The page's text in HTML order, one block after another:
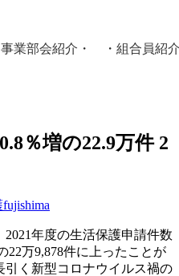
事業部会紹介 ・ ・ 組合員紹
産省・厚生労働省 認可
％増の22.9万件 2
fujishima
年度の生活保護申請件数
22万9,878件に上ったことが
く新型コロナウイルス禍の